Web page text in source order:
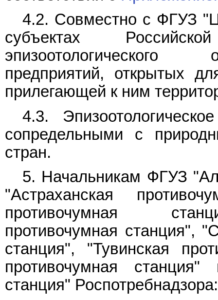
4.2. Совместно с ФГУЗ
субъектах
эпизоотологического
предприятий, открытых
прилегающей к ним
4.3.
сопредельными с
стран.
5. Начальникам ФГУЗ
"Астраханская
противочумная
противочумная станция",
станция", "Тувинская
противочумная
станция" Роспотребнадзора: